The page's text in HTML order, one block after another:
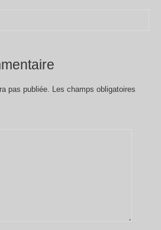
pas publiée. Les champs obligatoires